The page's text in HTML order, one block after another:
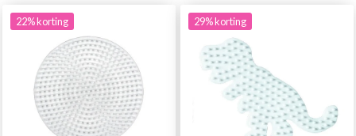
22% korting 29% korting